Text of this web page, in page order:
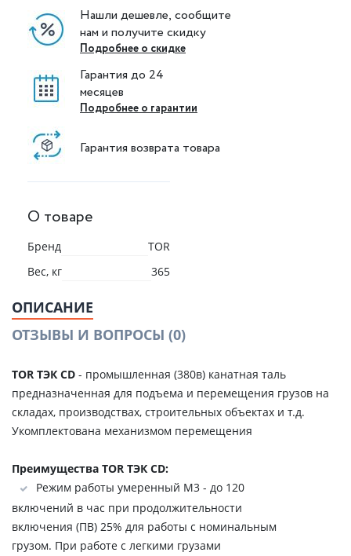
Нашли дешевле, сообщите
нам и получите скидку
Подробнее о скидке
Гарантия до 24
месяцев
Подробнее о гарантии
Гарантия возврата товара
О товаре
Бренд
TOR
Вес, кг
365
ОПИСАНИЕ
ОТЗЫВЫ И ВОПРОСЫ (0)
TOR ТЭК CD - промышленная (380в) канатная таль
предназначенная для подъема и перемещения грузов на
складах, производствах, строительных объектах и т.д.
Укомплектована механизмом перемещения
Преимущества TOR ТЭК CD:
Режим работы умеренный М3 - до 120
включений в час при продолжительности
включения (ПВ) 25% для работы с номинальным
грузом. При работе с легкими грузами